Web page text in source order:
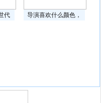
代 导演喜欢什么颜色，